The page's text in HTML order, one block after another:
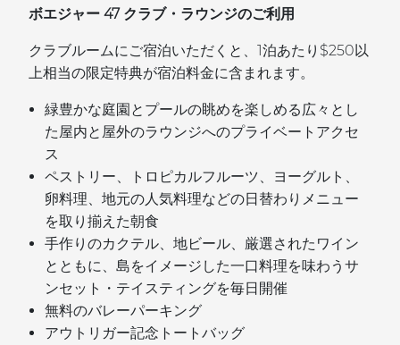
ボエジャー 47 クラブ・ラウンジのご利用
クラブルームにご宿泊いただくと、1泊あたり$250以
上相当の限定特典が宿泊料金に含まれます。
緑豊かな庭園とプールの眺めを楽しめる広々とし
た屋内と屋外のラウンジへのプライベートアクセ
ス
ペストリー、トロピカルフルーツ、ヨーグルト、
卵料理、地元の人気料理などの日替わりメニュー
を取り揃えた朝食
手作りのカクテル、地ビール、厳選されたワイン
とともに、島をイメージした一口料理を味わうサ
ンセット・テイスティングを毎日開催
無料のバレーパーキング
アウトリガー記念トートバッグ